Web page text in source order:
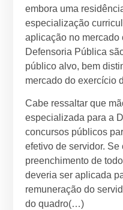
embora uma
especialização
aplicação no mercado
Defensoria Pública
público alvo, bem
mercado do exercício
Cabe ressaltar que
especializada para a
concursos públicos
efetivo de servidor.
preenchimento de
deveria ser aplicada
remuneração do
do quadro(…)